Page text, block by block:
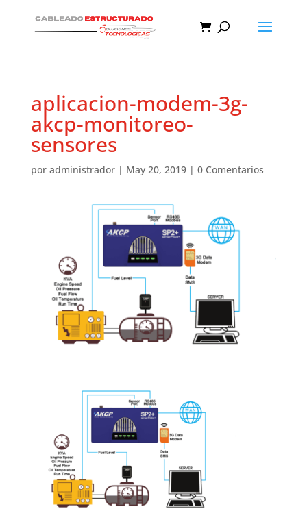
aplicacion-modem-3g-
akcp-monitoreo-
sensores
por administrador| May 20, 2019| 0 Comentarios